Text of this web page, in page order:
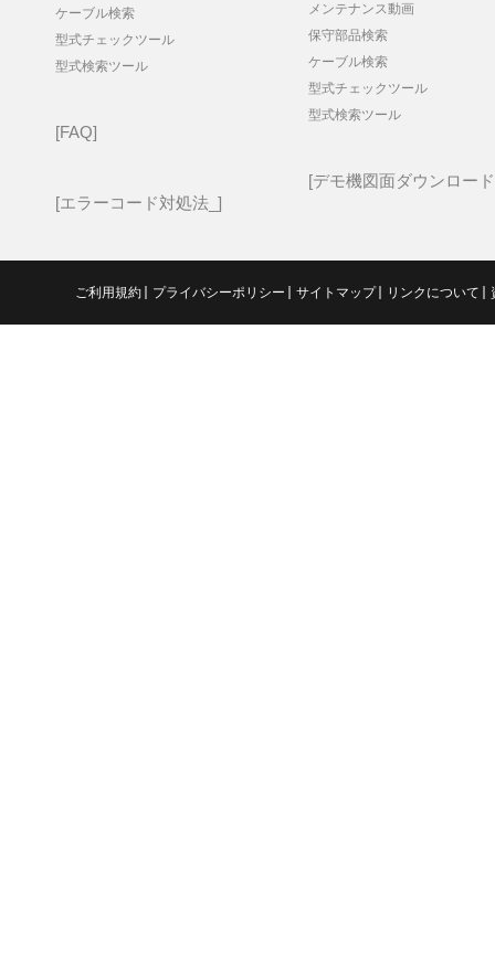
ケーブル検索
型式チェックツール
型式検索ツール
FAQ
エラーコード対処法_
メンテナンス動画
保守部品検索
ケーブル検索
型式チェックツール
型式検索ツール
デモ機図面ダウンロード
ご利用規約 プライバシーポリシー サイトマップ リンクについて